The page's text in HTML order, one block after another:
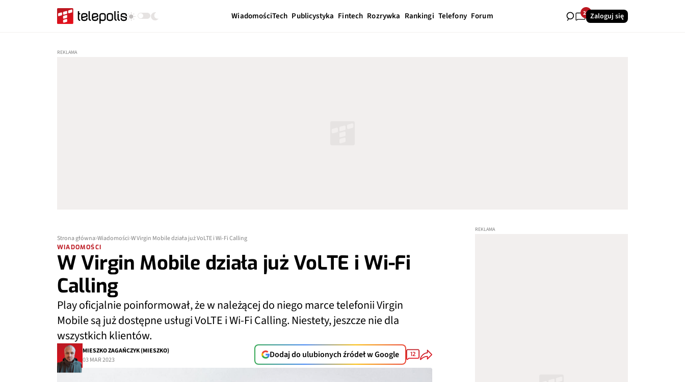
WiadomościTech Publicystyka Fintech Rozrywka Rankingi Telefony Forum 23Zaloguj się
Strona główna Wiadomości W Virgin Mobile działa już VoLTE i Wi-Fi Calling
WIADOMOŚCI
W Virgin Mobile działa już VoLTE i Wi-Fi
Calling
Play oficjalnie poinformował, że w należącej do niego marce telefonii Virgin
Mobile są już dostępne usługi VoLTE i Wi-Fi Calling. Niestety, jeszcze nie dla
wszystkich klientów.
MIESZKO ZAGAŃCZYK (MIESZKO)
03 MAR 2023
Dodaj do ulubionych źródeł w Google 12